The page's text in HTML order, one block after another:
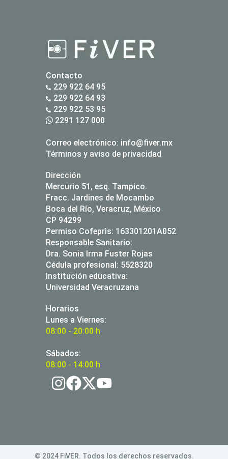
Contacto
229 922 64 95
229 922 64 93
229 922 53 95
2291 127 000
Correo electrónico: info@fiver.mx
Términos y aviso de privacidad
Dirección
Mercurio 51, esq. Tampico.
Fracc. Jardines de Mocambo
Boca del Río, Veracruz, México
CP 94299
Permiso Cofeprìs: 163301201A052
Responsable Sanitario:
Dra. Sonia Irma Fuster Rojas
Cédula profesional: 5528320
Institución educativa:
Universidad Veracruzana
Horarios
Lunes a Viernes:
08:00 - 20:00 h
Sábados:
08:00 - 14:00 h
© 2024 FiVER. Todos los derechos reservados.